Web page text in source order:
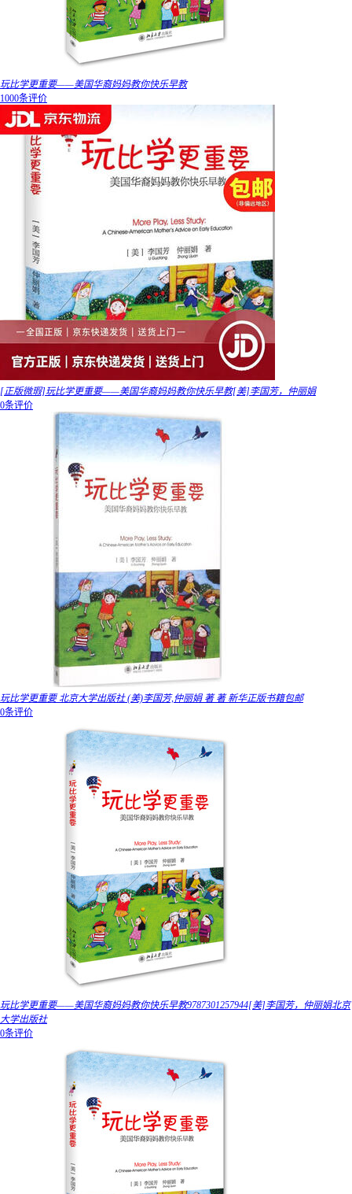
玩比学更重要——美国华裔妈妈教你快乐早教
1000条评价
[正版微瑕]玩比学更重要——美国华裔妈妈教你快乐早教[美]李国芳，仲丽娟
0条评价
玩比学更重要 北京大学出版社 (美)李国芳,仲丽娟 著 著 新华正版书籍包邮
0条评价
玩比学更重要——美国华裔妈妈教你快乐早教9787301257944[美]李国芳，仲丽娟北京
大学出版社
0条评价